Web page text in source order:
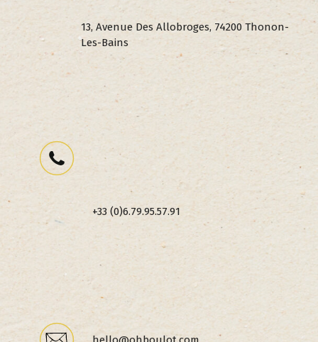
13, Avenue Des Allobroges, 74200 Thonon-
Les-Bains
+33 (0)6.79.95.57.91